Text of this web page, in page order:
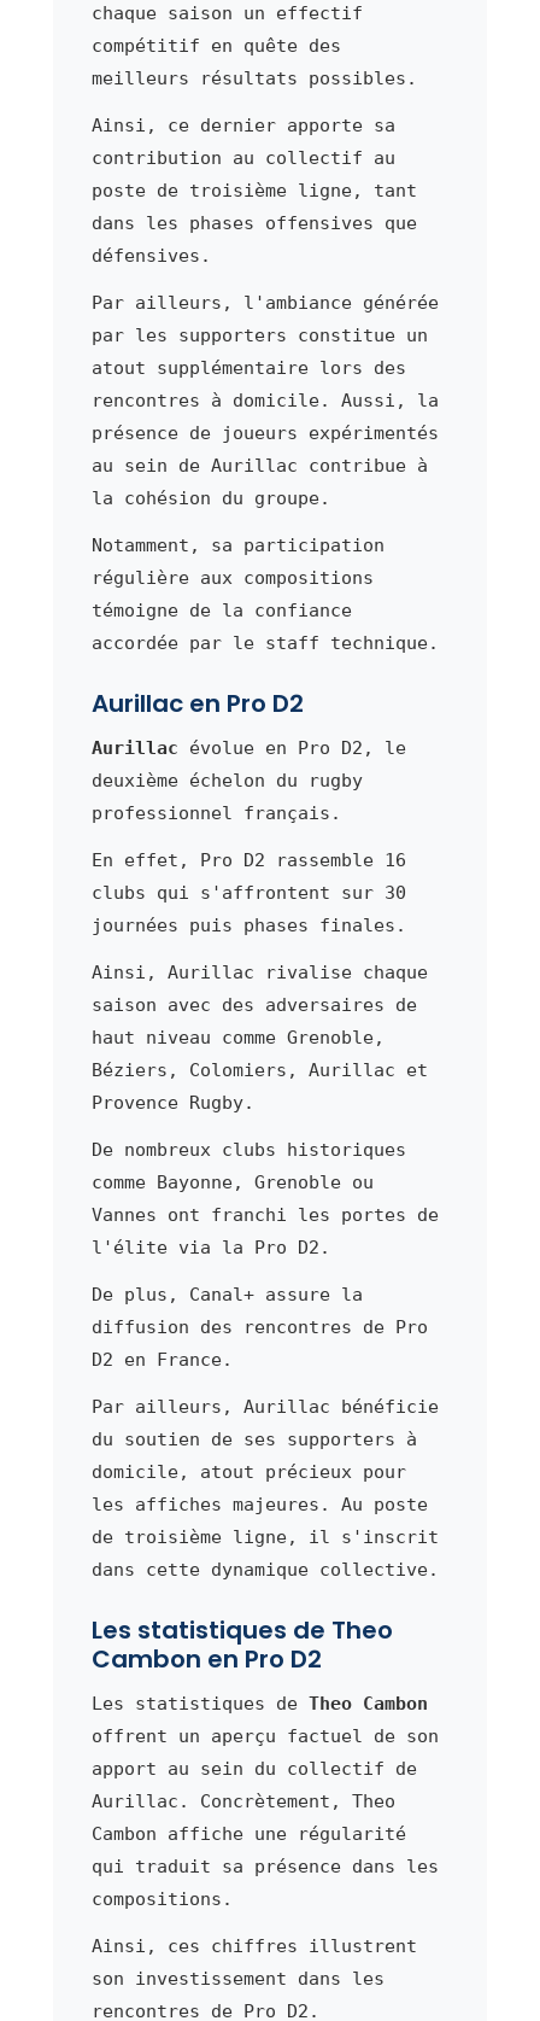
chaque saison un effectif
compétitif en quête des
meilleurs résultats possibles.
Ainsi, ce dernier apporte sa
contribution au collectif au
poste de troisième ligne, tant
dans les phases offensives que
défensives.
Par ailleurs, l'ambiance générée
par les supporters constitue un
atout supplémentaire lors des
rencontres à domicile. Aussi, la
présence de joueurs expérimentés
au sein de Aurillac contribue à
la cohésion du groupe.
Notamment, sa participation
régulière aux compositions
témoigne de la confiance
accordée par le staff technique.
Aurillac en Pro D2
Aurillac évolue en Pro D2, le
deuxième échelon du rugby
professionnel français.
En effet, Pro D2 rassemble 16
clubs qui s'affrontent sur 30
journées puis phases finales.
Ainsi, Aurillac rivalise chaque
saison avec des adversaires de
haut niveau comme Grenoble,
Béziers, Colomiers, Aurillac et
Provence Rugby.
De nombreux clubs historiques
comme Bayonne, Grenoble ou
Vannes ont franchi les portes de
l'élite via la Pro D2.
De plus, Canal+ assure la
diffusion des rencontres de Pro
D2 en France.
Par ailleurs, Aurillac bénéficie
du soutien de ses supporters à
domicile, atout précieux pour
les affiches majeures. Au poste
de troisième ligne, il s'inscrit
dans cette dynamique collective.
Les statistiques de Theo
Cambon en Pro D2
Les statistiques de Theo Cambon
offrent un aperçu factuel de son
apport au sein du collectif de
Aurillac. Concrètement, Theo
Cambon affiche une régularité
qui traduit sa présence dans les
compositions.
Ainsi, ces chiffres illustrent
son investissement dans les
rencontres de Pro D2.